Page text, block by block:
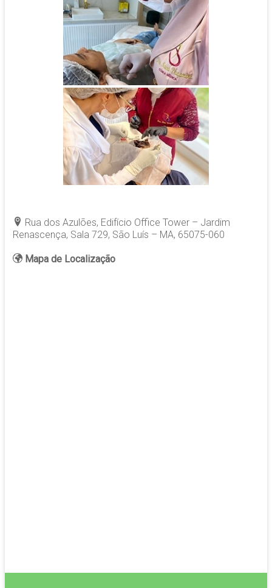
Rua dos Azulões, Edifício Office Tower – Jardim
Renascença, Sala 729, São Luís – MA, 65075-060
Mapa de Localização